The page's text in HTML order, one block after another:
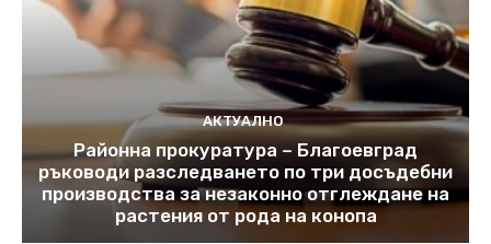
АКТУАЛНО
Районна прокуратура – Благоевград
ръководи разследването по три досъдебни
производства за незаконно отглеждане на
растения от рода на конопа